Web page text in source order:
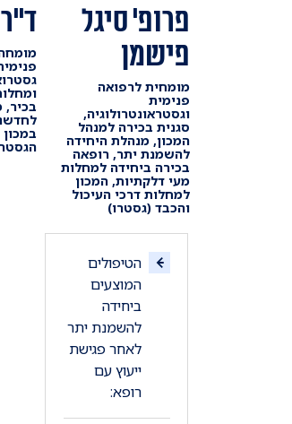
פרופ' סיגל
פישמן
מומחית לרפואה
פנימית
וגסטראונטרולוגיה,
סגנית בכירה למנהל
המכון, מנהלת היחידה
להשמנת יתר, רופאה
בכירה ביחידה למחלות
מעי דלקתיות, המכון
למחלות דרכי העיכול
והכבד (גסטרו)
בכיר,
במכון
הטיפולים
המוצעים
ביחידה
להשמנת יתר
לאחר פגישת
ייעוץ עם
רופא: